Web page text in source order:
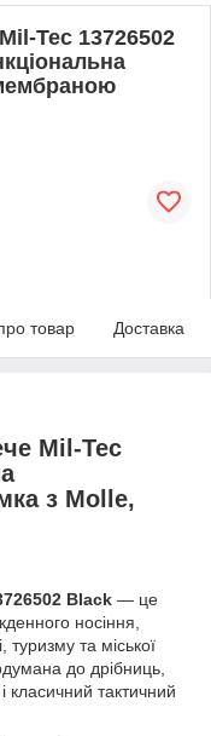
Tec 13726502
товар Доставка
Mil-Tec
з Molle,
Black — це
носіння,
туризму та міської
до дрібниць,
класичний тактичний